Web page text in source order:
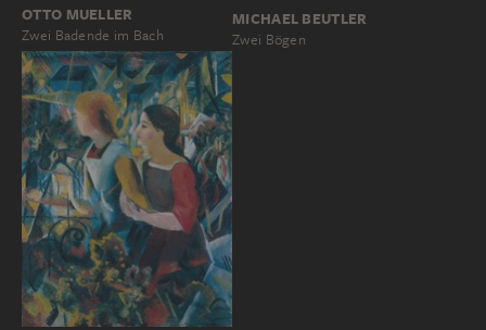
OTTO MUELLER
Zwei Badende im Bach
MICHAEL BEUTLER
Zwei Bögen